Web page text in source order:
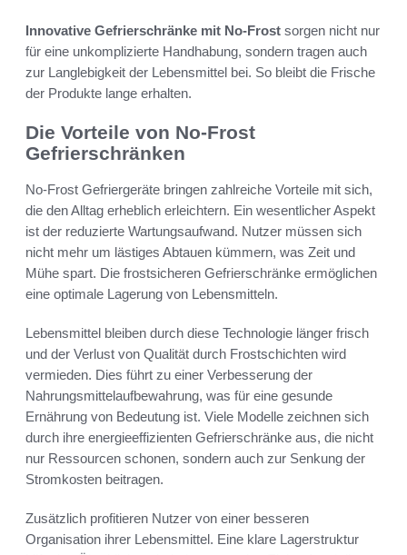
Innovative Gefrierschränke mit No-Frost sorgen nicht nur
für eine unkomplizierte Handhabung, sondern tragen auch
zur Langlebigkeit der Lebensmittel bei. So bleibt die Frische
der Produkte lange erhalten.
Die Vorteile von No-Frost
Gefrierschränken
No-Frost Gefriergeräte bringen zahlreiche Vorteile mit sich,
die den Alltag erheblich erleichtern. Ein wesentlicher Aspekt
ist der reduzierte Wartungsaufwand. Nutzer müssen sich
nicht mehr um lästiges Abtauen kümmern, was Zeit und
Mühe spart. Die frostsicheren Gefrierschränke ermöglichen
eine optimale Lagerung von Lebensmitteln.
Lebensmittel bleiben durch diese Technologie länger frisch
und der Verlust von Qualität durch Frostschichten wird
vermieden. Dies führt zu einer Verbesserung der
Nahrungsmittelaufbewahrung, was für eine gesunde
Ernährung von Bedeutung ist. Viele Modelle zeichnen sich
durch ihre energieeffizienten Gefrierschränke aus, die nicht
nur Ressourcen schonen, sondern auch zur Senkung der
Stromkosten beitragen.
Zusätzlich profitieren Nutzer von einer besseren
Organisation ihrer Lebensmittel. Eine klare Lagerstruktur